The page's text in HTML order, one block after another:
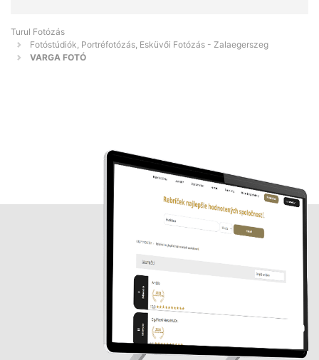
Turul Fotózás
Fotóstúdiók, Portréfotózás, Esküvői Fotózás - Zalaegerszeg
VARGA FOTÓ